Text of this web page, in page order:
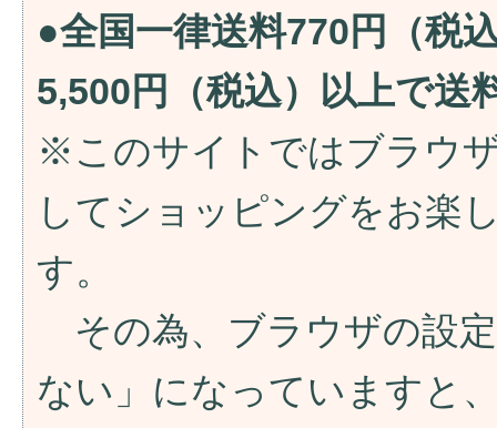
●全国一律送料770円（税
5,500円（税込）以上で送
※このサイトではブラウ
してショッピングをお楽
す。
その為、ブラウザの設
ない」になっていますと